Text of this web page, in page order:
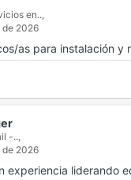
en..,
de 2026
as para instalación
-..,
de 2026
experiencia liderando